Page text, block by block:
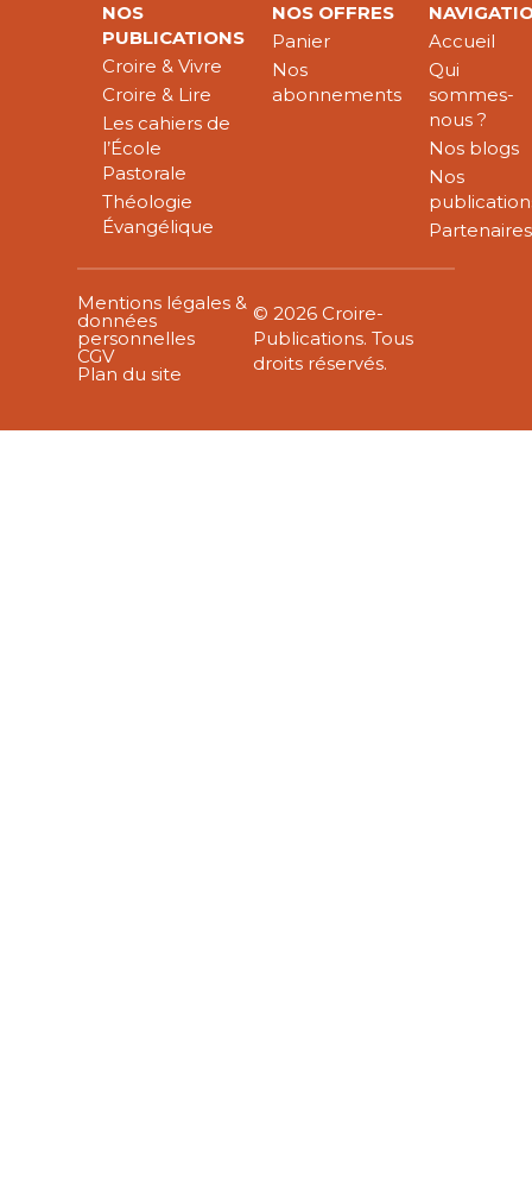
NOS
PUBLICATIONS
Croire & Vivre
Croire & Lire
Les cahiers de
l’École
Pastorale
Théologie
Évangélique
NOS OFFRES
Panier
Nos
abonnements
Accueil
Qui
sommes-
nous ?
Nos blogs
Nos
Partenaires
Mentions légales &
données
personnelles
CGV
Plan du site
© 2026 Croire-
Publications. Tous
droits réservés.